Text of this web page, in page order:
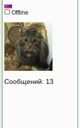
Offline
Сообщений: 13